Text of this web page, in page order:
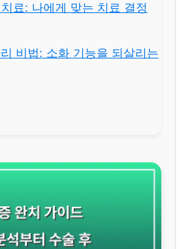
료: 나에게 맞는 치료 결정
비법: 소화 기능을 되살리는